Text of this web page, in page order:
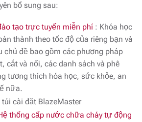
bổ sung sau:
tạo trực tuyến miễn phí: Khóa học
thành theo tốc độ của riêng bạn và
chủ đề bao gồm các phương pháp
cắt và nối, các danh sách và phê
tương thích hóa học, sức khỏe, an
nữa.
cài đặt BlazeMaster
thống cấp nước chữa cháy tự động